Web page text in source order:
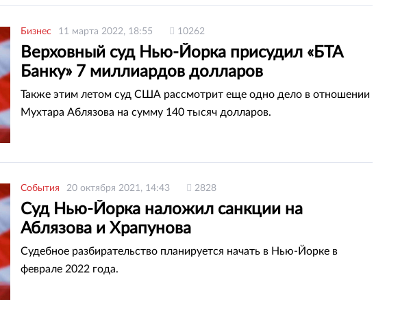
Бизнес 11 марта 2022, 18:55 10262
Верховный суд Нью-Йорка присудил «БТА
Банку» 7 миллиардов долларов
Также этим летом суд США рассмотрит еще одно дело в отношении
Мухтара Аблязова на сумму 140 тысяч долларов.
События 20 октября 2021, 14:43 2828
Суд Нью-Йорка наложил санкции на
Аблязова и Храпунова
Судебное разбирательство планируется начать в Нью-Йорке в
феврале 2022 года.